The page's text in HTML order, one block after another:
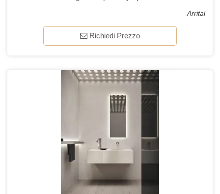
Arrital
Richiedi Prezzo